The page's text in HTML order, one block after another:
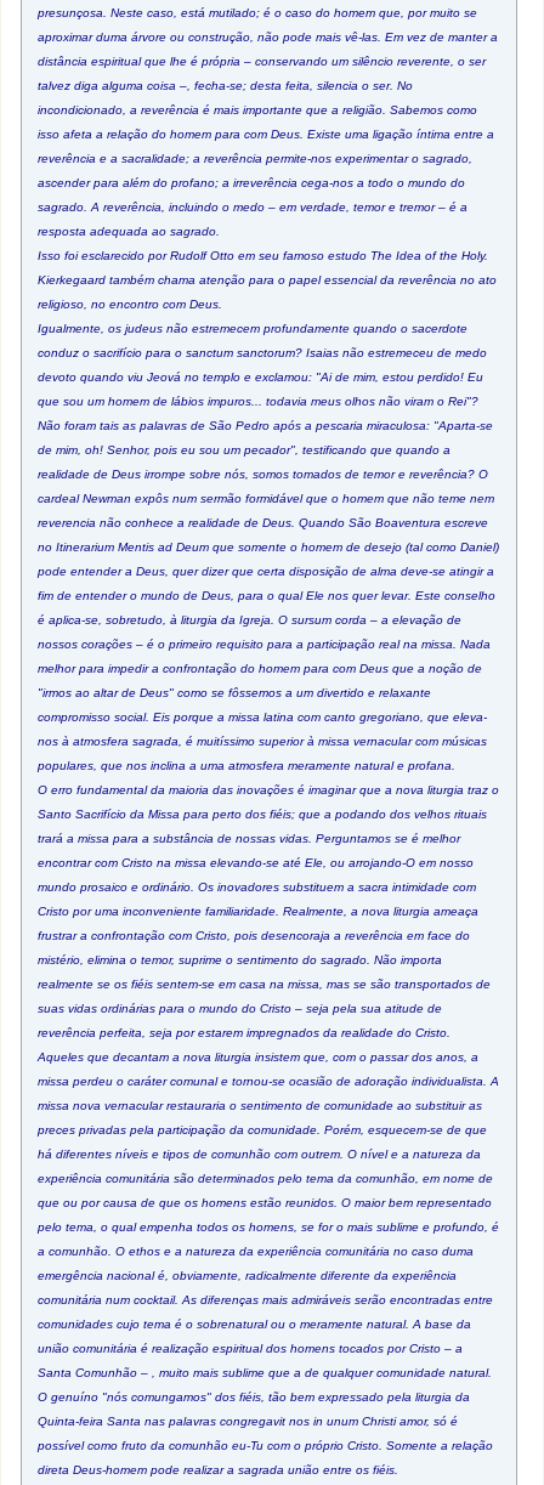
presunçosa. Neste caso, está mutilado; é o caso do homem que, por muito se
aproximar duma árvore ou construção, não pode mais vê-las. Em vez de manter a
distância espiritual que lhe é própria – conservando um silêncio reverente, o ser
talvez diga alguma coisa –, fecha-se; desta feita, silencia o ser. No
incondicionado, a reverência é mais importante que a religião. Sabemos como
isso afeta a relação do homem para com Deus. Existe uma ligação íntima entre a
reverência e a sacralidade; a reverência permite-nos experimentar o sagrado,
ascender para além do profano; a irreverência cega-nos a todo o mundo do
sagrado. A reverência, incluindo o medo – em verdade, temor e tremor – é a
resposta adequada ao sagrado.
Isso foi esclarecido por Rudolf Otto em seu famoso estudo The Idea of the Holy.
Kierkegaard também chama atenção para o papel essencial da reverência no ato
religioso, no encontro com Deus.
Igualmente, os judeus não estremecem profundamente quando o sacerdote
conduz o sacrifício para o sanctum sanctorum? Isaias não estremeceu de medo
devoto quando viu Jeová no templo e exclamou: "Ai de mim, estou perdido! Eu
que sou um homem de lábios impuros... todavia meus olhos não viram o Rei"?
Não foram tais as palavras de São Pedro após a pescaria miraculosa: "Aparta-se
de mim, oh! Senhor, pois eu sou um pecador", testificando que quando a
realidade de Deus irrompe sobre nós, somos tomados de temor e reverência? O
cardeal Newman expôs num sermão formidável que o homem que não teme nem
reverencia não conhece a realidade de Deus. Quando São Boaventura escreve
no Itinerarium Mentis ad Deum que somente o homem de desejo (tal como Daniel)
pode entender a Deus, quer dizer que certa disposição de alma deve-se atingir a
fim de entender o mundo de Deus, para o qual Ele nos quer levar. Este conselho
é aplica-se, sobretudo, à liturgia da Igreja. O sursum corda – a elevação de
nossos corações – é o primeiro requisito para a participação real na missa. Nada
melhor para impedir a confrontação do homem para com Deus que a noção de
"irmos ao altar de Deus" como se fôssemos a um divertido e relaxante
compromisso social. Eis porque a missa latina com canto gregoriano, que eleva-
nos à atmosfera sagrada, é muitíssimo superior à missa vernacular com músicas
populares, que nos inclina a uma atmosfera meramente natural e profana.
O erro fundamental da maioria das inovações é imaginar que a nova liturgia traz o
Santo Sacrifício da Missa para perto dos fiéis; que a podando dos velhos rituais
trará a missa para a substância de nossas vidas. Perguntamos se é melhor
encontrar com Cristo na missa elevando-se até Ele, ou arrojando-O em nosso
mundo prosaico e ordinário. Os inovadores substituem a sacra intimidade com
Cristo por uma inconveniente familiaridade. Realmente, a nova liturgia ameaça
frustrar a confrontação com Cristo, pois desencoraja a reverência em face do
mistério, elimina o temor, suprime o sentimento do sagrado. Não importa
realmente se os fiéis sentem-se em casa na missa, mas se são transportados de
suas vidas ordinárias para o mundo do Cristo – seja pela sua atitude de
reverência perfeita, seja por estarem impregnados da realidade do Cristo.
Aqueles que decantam a nova liturgia insistem que, com o passar dos anos, a
missa perdeu o caráter comunal e tornou-se ocasião de adoração individualista. A
missa nova vernacular restauraria o sentimento de comunidade ao substituir as
preces privadas pela participação da comunidade. Porém, esquecem-se de que
há diferentes níveis e tipos de comunhão com outrem. O nível e a natureza da
experiência comunitária são determinados pelo tema da comunhão, em nome de
que ou por causa de que os homens estão reunidos. O maior bem representado
pelo tema, o qual empenha todos os homens, se for o mais sublime e profundo, é
a comunhão. O ethos e a natureza da experiência comunitária no caso duma
emergência nacional é, obviamente, radicalmente diferente da experiência
comunitária num cocktail. As diferenças mais admiráveis serão encontradas entre
comunidades cujo tema é o sobrenatural ou o meramente natural. A base da
união comunitária é realização espiritual dos homens tocados por Cristo – a
Santa Comunhão – , muito mais sublime que a de qualquer comunidade natural.
O genuíno "nós comungamos" dos fiéis, tão bem expressado pela liturgia da
Quinta-feira Santa nas palavras congregavit nos in unum Christi amor, só é
possível como fruto da comunhão eu-Tu com o próprio Cristo. Somente a relação
direta Deus-homem pode realizar a sagrada união entre os fiéis.